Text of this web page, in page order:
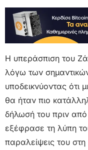
Η υπεράσπιση του
λόγω των
υποδεικνύοντας ότι
θα ήταν πιο
δήλωσή του πριν από
εξέφρασε τη λύπη του
παραλείψεις του